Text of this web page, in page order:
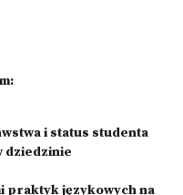
i status studenta
dziedzinie
praktyk językowych na